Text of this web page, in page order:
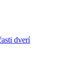
dverí